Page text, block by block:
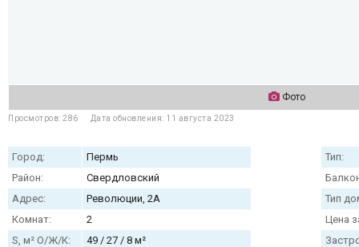
Фото
Просмотров: 286 Дата обновления: 11 августа 2023
Город:
Пермь
Район:
Свердловский
Адрес:
Революции, 2А
Комнат:
2
S, м² О/Ж/К:
49 / 27 / 8 м²
Тип:
Тип
Цена